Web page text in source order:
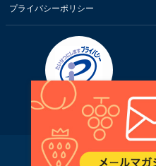
プライバシーポリシー
お客様の情報はSSL暗号